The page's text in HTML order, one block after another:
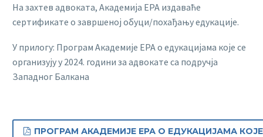
На захтев адвоката, Академија ЕРА издаваће
сертификате о завршеној обуци/похађању едукације.
У прилогу: Програм Академије ЕРА о едукацијама које се
организују у 2024. години за адвокате са подручја
Западног Балкана
 ПРОГРАМ АКАДЕМИЈЕ ЕРА О ЕДУКАЦИЈАМА